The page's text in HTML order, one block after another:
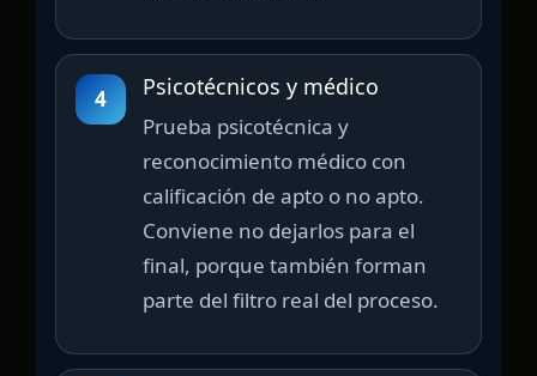
4 Psicotécnicos y médico
Prueba psicotécnica y
reconocimiento médico con
calificación de apto o no apto.
Conviene no dejarlos para el
final, porque también forman
parte del filtro real del proceso.